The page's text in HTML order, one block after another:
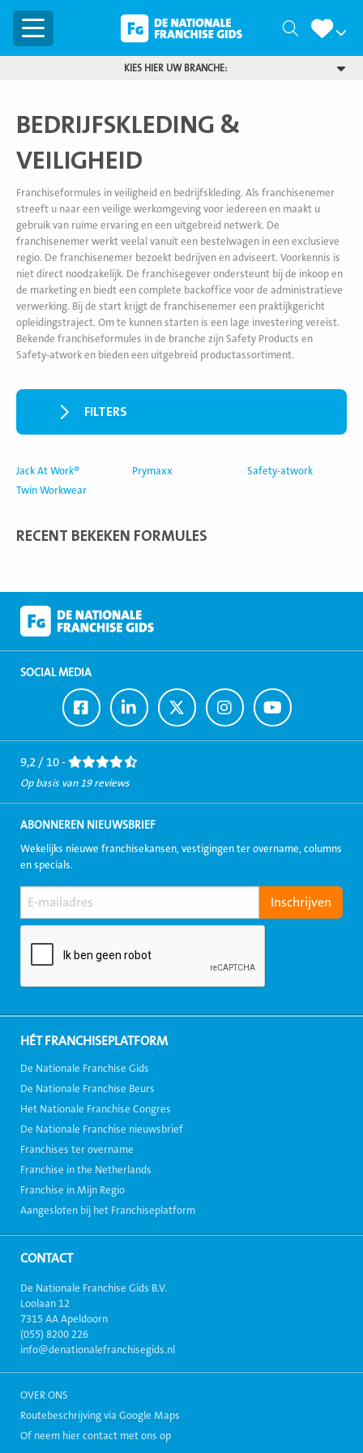
Menu Zoeken
KIES HIER UW BRANCHE:
BEDRIJFSKLEDING &
VEILIGHEID
Franchiseformules in veiligheid en bedrijfskleding. Als franchisenemer
streeft u naar een veilige werkomgeving voor iedereen en maakt u
gebruik van ruime ervaring en een uitgebreid netwerk. De
franchisenemer werkt veelal vanuit een bestelwagen in een exclusieve
regio. De franchisenemer bezoekt bedrijven en adviseert. Voorkennis is
niet direct noodzakelijk. De franchisegever ondersteunt bij de inkoop en
de marketing en biedt een complete backoffice voor de administratieve
verwerking. Bij de start krijgt de franchisenemer een praktijkgericht
opleidingstraject. Om te kunnen starten is een lage investering vereist.
Bekende franchiseformules in de branche zijn Safety Products en
Safety-atwork en bieden een uitgebreid productassortiment.
FILTERS
Jack At Work® Prymaxx
Safety-atwork
Twin Workwear
RECENT BEKEKEN FORMULES
SOCIAL MEDIA
Ga
naar
Facebook
Ga
naar
LinkedIn
Ga
naar
Twitter
Ga
naar
Instagram
Ga
naar
Youtube
9,2 / 10 -
Op basis van 19 reviews
ABONNEREN NIEUWSBRIEF
Wekelijks nieuwe franchisekansen, vestigingen ter overname, columns
en specials.
HÉT FRANCHISEPLATFORM
De Nationale Franchise Gids
De Nationale Franchise Beurs
Het Nationale Franchise Congres
De Nationale Franchise nieuwsbrief
Franchises ter overname
Franchise in the Netherlands
Franchise in Mijn Regio
Aangesloten bij het Franchiseplatform
CONTACT
De Nationale Franchise Gids B.V.
Loolaan 12
7315 AA Apeldoorn
(055) 8200 226
info@denationalefranchisegids.nl
OVER ONS
Routebeschrijving via Google Maps
Of neem hier contact met ons op